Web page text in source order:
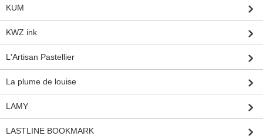
KUM
KWZ ink
L'Artisan Pastellier
La plume de louise
LAMY
LASTLINE BOOKMARK